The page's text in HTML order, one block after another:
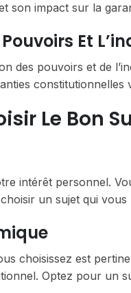
son impact sur la
Et
des pouvoirs et de
constitutionnelles
Le Bon
intérêt personnel.
un sujet qui
choisissez est
Optez pour un